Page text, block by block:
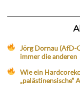
Jörg Dornau (AfD-
immer die anderen
Wie ein